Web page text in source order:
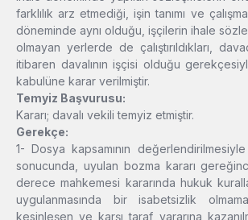
farklılık arz etmediği, işin tanımı ve
döneminde aynı olduğu, işçilerin ihale
olmayan yerlerde de çalıştırıldıkları,
itibaren davalının işçisi olduğu
kabulüne karar verilmiştir.
Temyiz Başvurusu:
Kararı; davalı vekili temyiz etmiştir.
Gerekçe:
1- Dosya kapsamının
sonucunda, uyulan bozma kararı
derece mahkemesi kararında hukuk
uygulanmasında bir isabetsizlik
kesinleşen ve karşı taraf yararına